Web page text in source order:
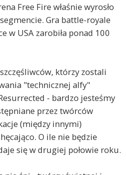
Free Fire właśnie wyrosło
Gra battle-royale
w USA zarobiła ponad 100
którzy zostali
"technicznej alfy"
- bardzo jesteśmy
przez twórców
(między innymi)
O ile nie będzie
się w drugiej połowie roku.